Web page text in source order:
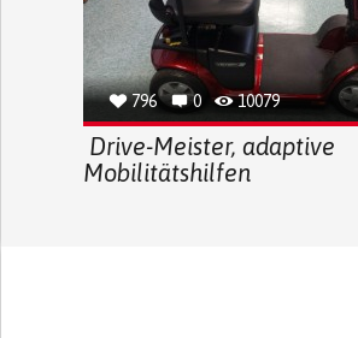
796 0 10079
Drive-Meister, adaptive
Mobilitätshilfen